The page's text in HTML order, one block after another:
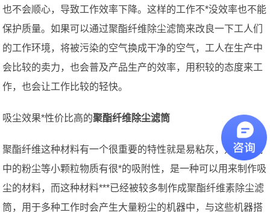
也不会顺心，导致工作效率下降。这样的工作不*没效率也不能
保护质量。如果可以通过聚酯纤维除尘滤筒来改良一下工人们
的工作环境，将被污染的空气换成干净的空气，工人在生产中
会比较的卖力，也会普及产品生产的效率，用积较的态度来工
作，也会让工作比较的轻快。
吸尘效果*性价比高的聚酯纤维除尘滤筒
聚酯纤维这种材料有一个很重要的特性就是易粘灰，对于空气
中的粉尘等小颗粒物质有很*的吸附性，是一种可以用来制作吸
尘的材料，而这种材料***已经被较多制作成聚酯纤维素除尘滤
筒，用于多种工作时会产生大量粉尘的机器中，与这些机器搭